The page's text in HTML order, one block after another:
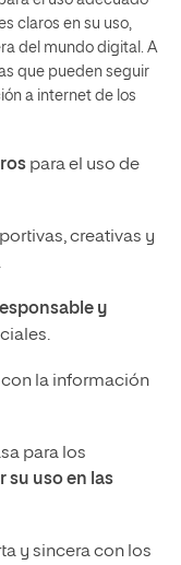
claros en su uso,
del mundo digital. A
que pueden seguir
a internet de los
para el uso de
creativas y
y
con la información
para los
su uso en las
y sincera con los